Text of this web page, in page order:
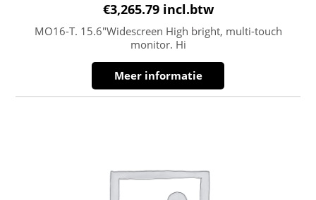
€3,265.79 incl.btw
MO16-T. 15.6″Widescreen High bright, multi-touch
monitor. Hi
Meer informatie